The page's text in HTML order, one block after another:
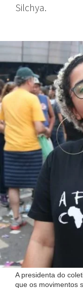
Silchya.
A presidenta do
que os movimentos